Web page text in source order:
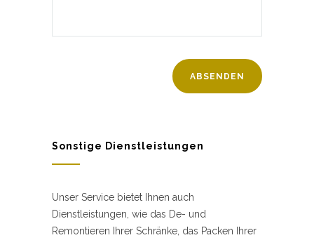
Sonstige Dienstleistungen
Unser Service bietet Ihnen auch
Dienstleistungen, wie das De- und
Remontieren Ihrer Schränke, das Packen Ihrer